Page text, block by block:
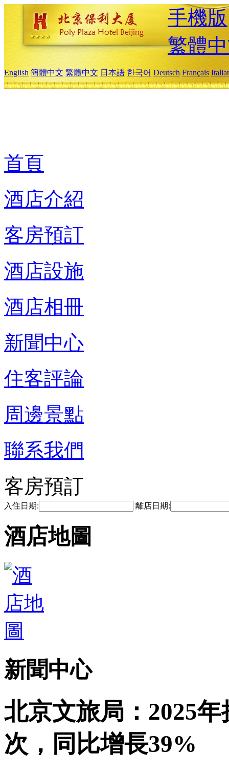
手機版
繁體
English 簡體中文 繁體中文 日本語 한국어 Deutsch Français
首頁
酒店介紹
客房預訂
酒店設施
酒店相冊
新聞中心
住客評論
周邊景點
聯系我們
客房預訂
入住日期: 離店日期:
酒店地圖
新聞中心
北京文旅局：2025
次，同比增長39%